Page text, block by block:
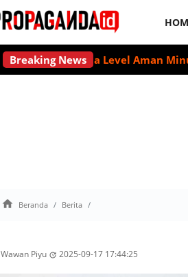
Breaking News
Tidak Ada Level Aman Minum
 Beranda Berita
Wawan Piyu  2025-09-17 17:44:25